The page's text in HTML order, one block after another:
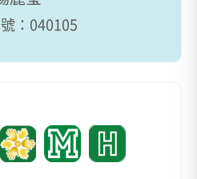
：040105